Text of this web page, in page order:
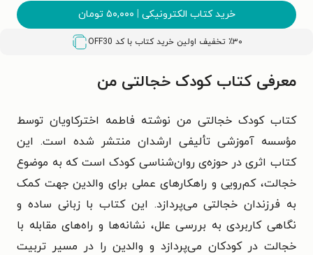
خرید کتاب الکترونیکی | ۵۰,۰۰۰ تومان
٪۳۰ تخفیف اولین خرید کتاب با کد OFF30
معرفی کتاب کودک خجالتی من
کتاب کودک خجالتی من نوشته فاطمه اخترکاویان توسط
مؤسسه آموزشی تألیفی ارشدان منتشر شده است. این
کتاب اثری در حوزه‌ی روان‌شناسی کودک است که به موضوع
خجالت، کم‌رویی و راهکارهای عملی برای والدین جهت کمک
به فرزندان خجالتی می‌پردازد. این کتاب با زبانی ساده و
نگاهی کاربردی به بررسی علل، نشانه‌ها و راه‌های مقابله با
خجالت در کودکان می‌پردازد و والدین را در مسیر تربیت